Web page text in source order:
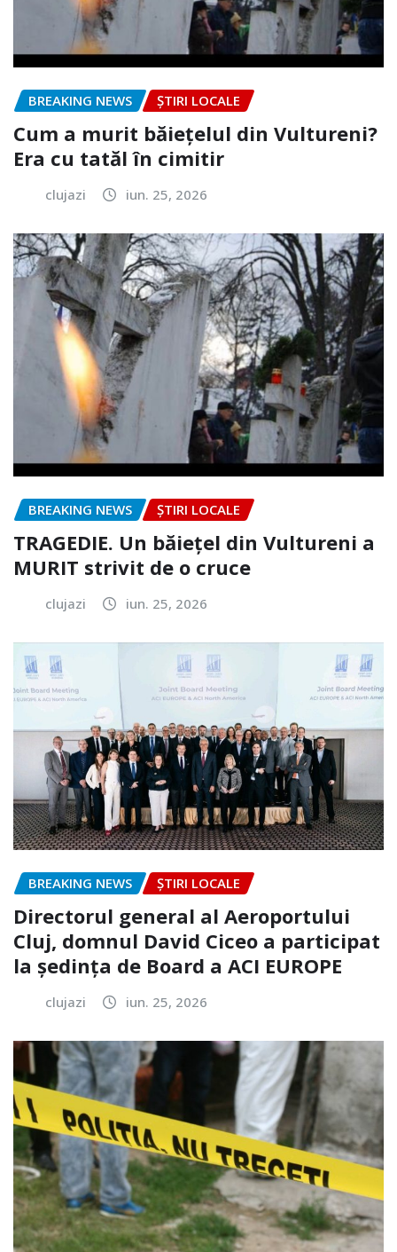
BREAKING NEWS ȘTIRI LOCALE
Cum a murit băiețelul din Vultureni?
Era cu tatăl în cimitir
clujazi iun. 25, 2026
BREAKING NEWS ȘTIRI LOCALE
TRAGEDIE. Un băiețel din Vultureni a
MURIT strivit de o cruce
clujazi iun. 25, 2026
BREAKING NEWS ȘTIRI LOCALE
Directorul general al Aeroportului
Cluj, domnul David Ciceo a participat
la ședința de Board a ACI EUROPE
clujazi iun. 25, 2026